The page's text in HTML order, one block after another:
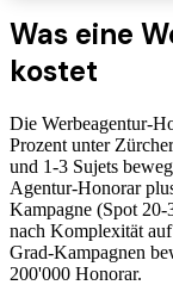
Was eine
kostet
Die Werbeagentur-
Prozent unter
und 1-3 Sujets
Agentur-Honorar
Kampagne (Spot
nach Komplexität
Grad-Kampagnen
200'000 Honorar.